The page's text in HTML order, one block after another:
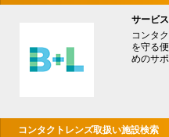
サービ
コンタ
を守る
めのサ
コンタクトレンズ取扱い施設検索